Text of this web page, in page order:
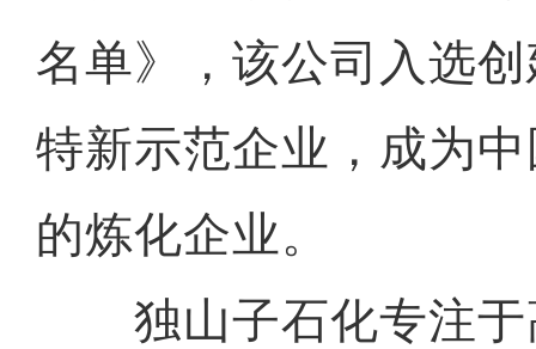
名单》，该公司入选
特新示范企业，成为
的炼化企业。
独山子石化专注于